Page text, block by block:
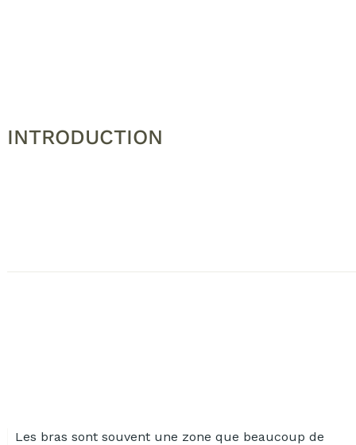
INTRODUCTION
Les bras sont souvent une zone que beaucoup de